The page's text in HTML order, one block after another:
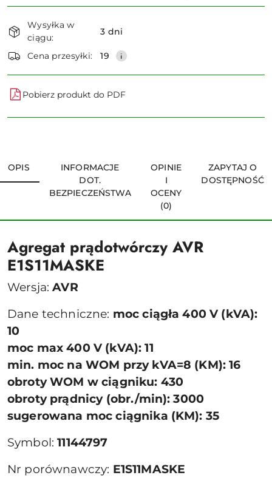
i
dostawa
Wysyłka w
ciągu:
3 dni
Cena przesyłki: 19
Pobierz produkt do PDF
OPIS
INFORMACJE
DOT.
BEZPIECZEŃSTWA
OPINIE
I
OCENY
(0)
ZAPYTAJ O
DOSTĘPNOŚĆ
Agregat prądotwórczy AVR
E1S11MASKE
Wersja:AVR
Dane techniczne: moc ciągła 400 V (kVA):
10
moc max 400 V (kVA): 11
min. moc na WOM przy kVA=8 (KM): 16
obroty WOM w ciągniku: 430
obroty prądnicy (obr./min): 3000
sugerowana moc ciągnika (KM): 35
Symbol:11144797
Nr porównawczy: E1S11MASKE